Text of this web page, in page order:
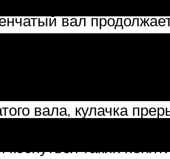
вал
прерывателя. Когда
момент в
вала, кулачка
Однако это не
таких